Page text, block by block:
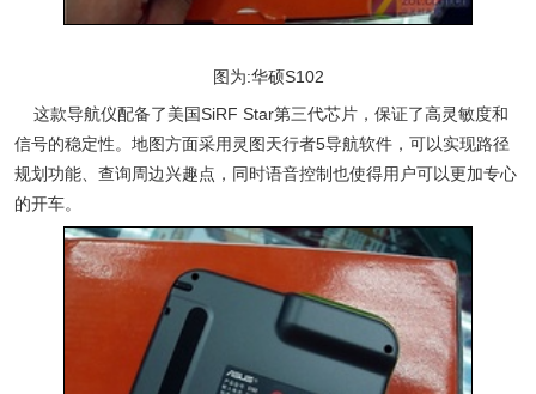
图为:华硕S102
这款导航仪配备了美国SiRF Star第三代芯片，保证了高灵敏度和
信号的稳定性。地图方面采用灵图天行者5导航软件，可以实现路径
规划功能、查询周边兴趣点，同时语音控制也使得用户可以更加专心
的开车。